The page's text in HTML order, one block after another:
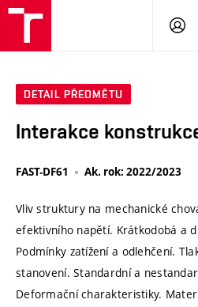
DETAIL PŘEDMĚTU
Interakce
FAST-DF61 Ak. rok: 2022/2023
Vliv struktury na mechanické
efektivního napětí. Krátkodobá a
Podmínky zatížení a odlehčení.
stanovení. Standardní a
Deformační charakteristiky.